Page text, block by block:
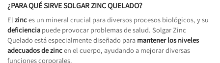
¿PARA QUÉ SIRVE SOLGAR ZINC QUELADO?
El zinces un mineral crucial para diversos procesos biológicos, y su
deficiencia puede provocar problemas de salud. Solgar Zinc
Quelado está especialmente diseñado para mantener los niveles
adecuados de zincen el cuerpo, ayudando a mejorar diversas
funciones corporales.